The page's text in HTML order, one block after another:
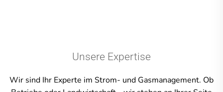
Unsere Expertise
Wir sind Ihr Experte im Strom- und Gasmanagement. Ob